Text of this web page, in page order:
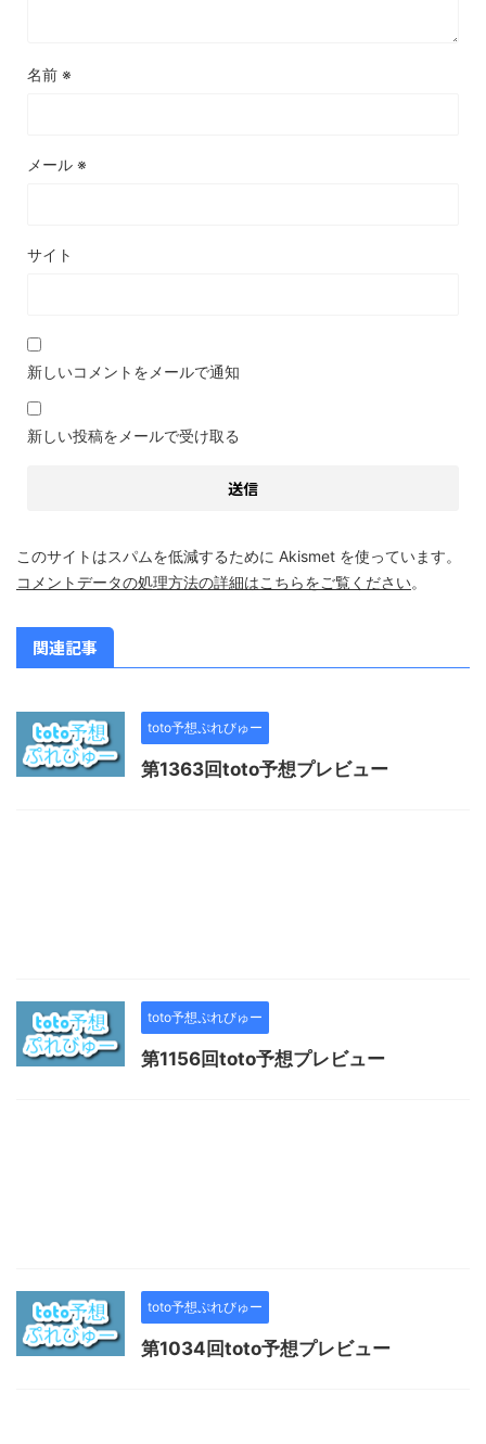
名前 ※
メール ※
サイト
新しいコメントをメールで通知
新しい投稿をメールで受け取る
このサイトはスパムを低減するために Akismet を使っています。
コメントデータの処理方法の詳細はこちらをご覧ください。
関連記事
toto予想ぷれびゅー
第1363回toto予想プレビュー
toto予想ぷれびゅー
第1156回toto予想プレビュー
toto予想ぷれびゅー
第1034回toto予想プレビュー